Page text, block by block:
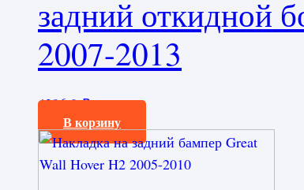
задний откидной
2007-2013
4296,0₽
В корзину